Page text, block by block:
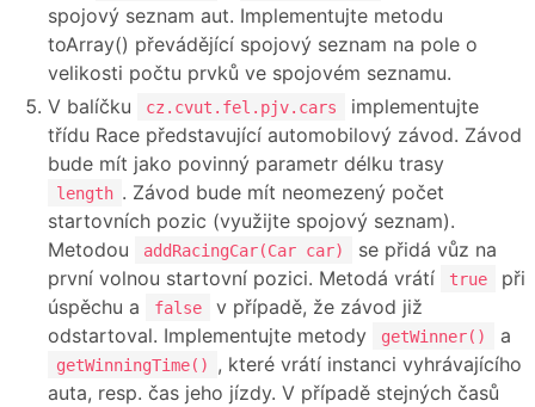
spojový seznam aut. Implementujte metodu
toArray() převádějící spojový seznam na pole o
velikosti počtu prvků ve spojovém seznamu.
V balíčku
cz.cvut.fel.pjv.cars
implementujte
třídu Race představující automobilový závod. Závod
bude mít jako povinný parametr délku trasy
length . Závod bude mít neomezený počet
startovních pozic (využijte spojový seznam).
Metodou
addRacingCar(Car car)
se přidá vůz na
první volnou startovní pozici. Metodá vrátí
true
při
úspěchu a
false
v případě, že závod již
odstartoval. Implementujte metody
getWinner() a
getWinningTime()
, které vrátí instanci vyhrávajícího
auta, resp. čas jeho jízdy. V případě stejných časů